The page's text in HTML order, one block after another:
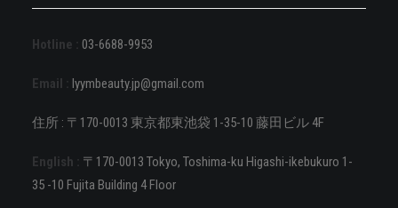
Hotline : 03-6688-9953
Email : lyymbeauty.jp@gmail.com
住所 : 〒170-0013 東京都東池袋 1-35-10 藤田ビル 4F
English :
〒170-0013 Tokyo, Toshima-ku Higashi-ikebukuro 1-
35 -10 Fujita Building 4 Floor